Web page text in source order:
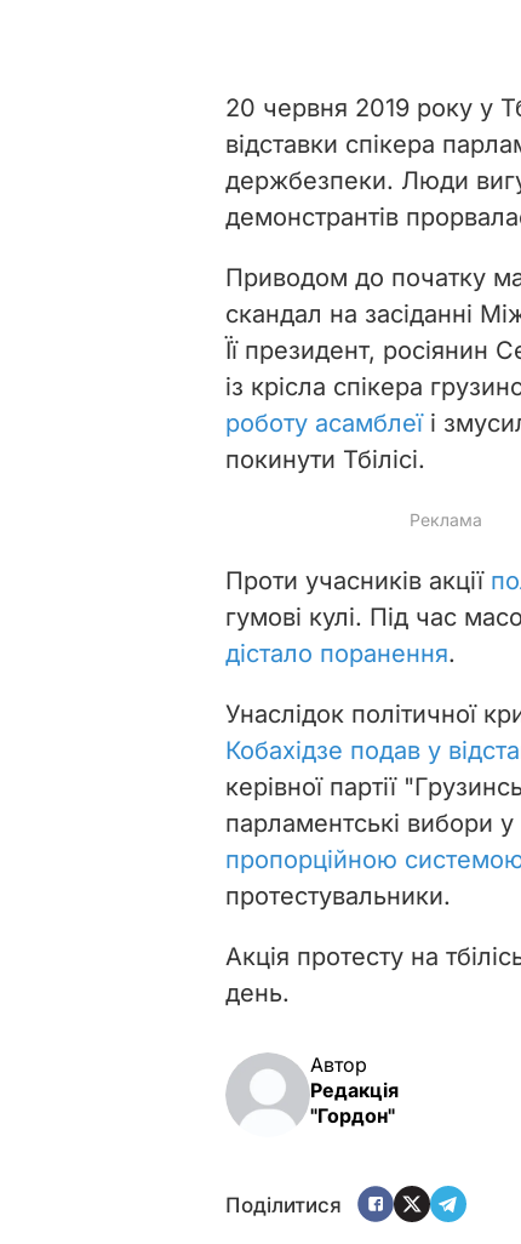
20 червня 2019 року у
відставки спікера
держбезпеки. Люди
демонстрантів
Приводом до початку
скандал на засіданні
Її президент, росіянин
із крісла спікера
роботу асамблеїі
покинути Тбілісі.
Проти учасників акції
гумові кулі. Під час
дістало поранення.
Унаслідок політичної
Кобахідзе подав у
керівної партії
парламентські вибори
пропорційною
протестувальники.
Акція протесту на
день.
Автор
Редакція
"Гордон"
Поділитися